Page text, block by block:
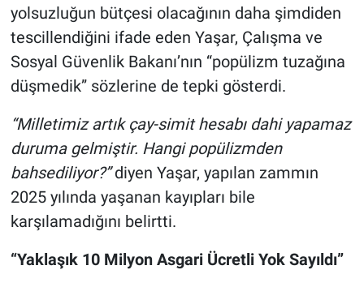
yolsuzluğun bütçesi olacağının daha şimdiden
tescillendiğini ifade eden Yaşar, Çalışma ve
Sosyal Güvenlik Bakanı’nın “popülizm tuzağına
düşmedik” sözlerine de tepki gösterdi.
“Milletimiz artık çay-simit hesabı dahi yapamaz
duruma gelmiştir. Hangi popülizmden
bahsediliyor?”diyen Yaşar, yapılan zammın
2025 yılında yaşanan kayıpları bile
karşılamadığını belirtti.
“Yaklaşık 10 Milyon Asgari Ücretli Yok Sayıldı”